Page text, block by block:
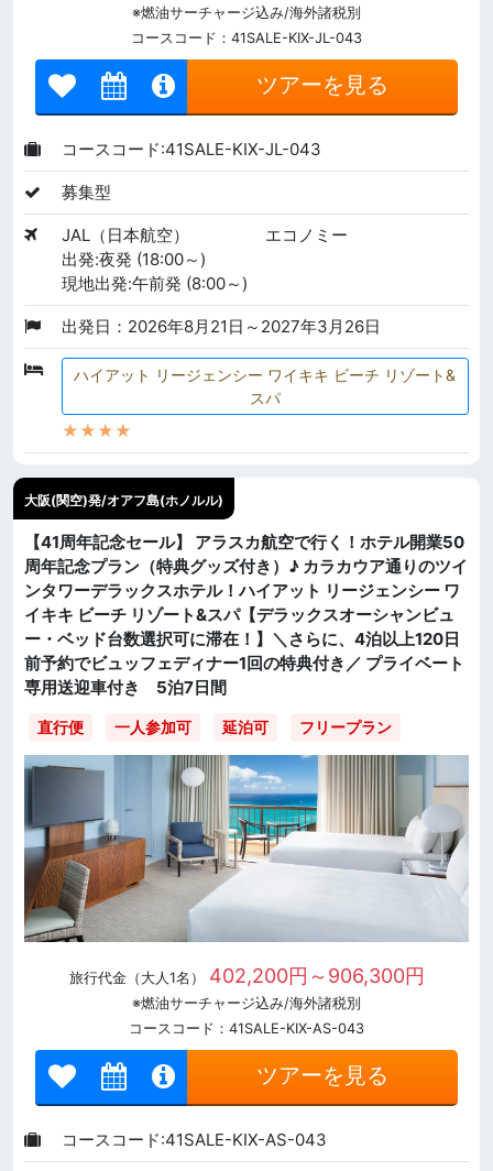
※燃油サーチャージ込み/海外諸税別
コースコード：41SALE-KIX-JL-043
ツアーを見る
コースコード:41SALE-KIX-JL-043
募集型
JAL（日本航空）
エコノミー
出発:夜発 (18:00～)
現地出発:午前発 (8:00～)
出発日：2026年8月21日～2027年3月26日
ハイアット リージェンシー ワイキキ ビーチ リゾート&
スパ
★★★★
大阪(関空)発/オアフ島(ホノルル)
【41周年記念セール】 アラスカ航空で行く！ホテル開業50
周年記念プラン（特典グッズ付き）♪ カラカウア通りのツイ
ンタワーデラックスホテル！ハイアット リージェンシー ワ
イキキ ビーチ リゾート&スパ【デラックスオーシャンビュ
ー・ベッド台数選択可に滞在！】＼さらに、4泊以上120日
前予約でビュッフェディナー1回の特典付き／ プライベート
専用送迎車付き 5泊7日間
直行便 一人参加可 延泊可 フリープラン
旅行代金（大人1名） 402,200円～906,300円
※燃油サーチャージ込み/海外諸税別
コースコード：41SALE-KIX-AS-043
ツアーを見る
コースコード:41SALE-KIX-AS-043